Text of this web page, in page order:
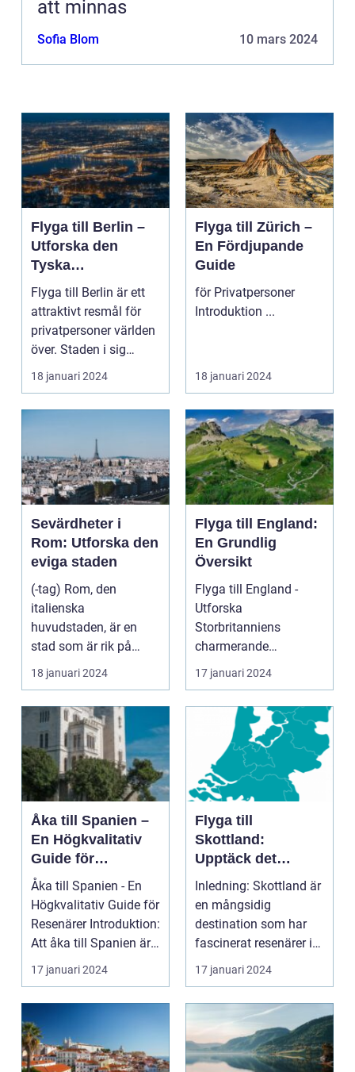
att minnas
Sofia Blom 10 mars 2024
Flyga till Berlin –
Utforska den
Tyska
Huvudstaden på
Nära Håll
Flyga till Berlin är ett
attraktivt resmål för
privatpersoner världen
över. Staden i sig
bjuder på e...
18 januari 2024
Flyga till Zürich –
En Fördjupande
Guide
för Privatpersoner
Introduktion ...
18 januari 2024
Sevärdheter i
Rom: Utforska den
eviga staden
(-tag) Rom, den
italienska
huvudstaden, är en
stad som är rik på
historia, kultur och
vackra sevärd...
18 januari 2024
Flyga till England:
En Grundlig
Översikt
Flyga till England -
Utforska
Storbritanniens
charmerande
destinationer
Övergripande
introduktion ...
17 januari 2024
Åka till Spanien –
En Högkvalitativ
Guide för
Resenärer
Åka till Spanien - En
Högkvalitativ Guide för
Resenärer Introduktion:
Att åka till Spanien är
en dr...
17 januari 2024
Flyga till
Skottland:
Upptäck det
Fascinerande
Landet
Inledning: Skottland är
en mångsidig
destination som har
fascinerat resenärer i
århundraden. Med
sin...
17 januari 2024